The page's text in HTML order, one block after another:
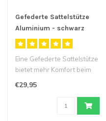
Gefederte Sattelstütze
Aluminium - schwarz
Eine Gefederte Sattelstütze
bietet mehr Komfort beim
€29,95